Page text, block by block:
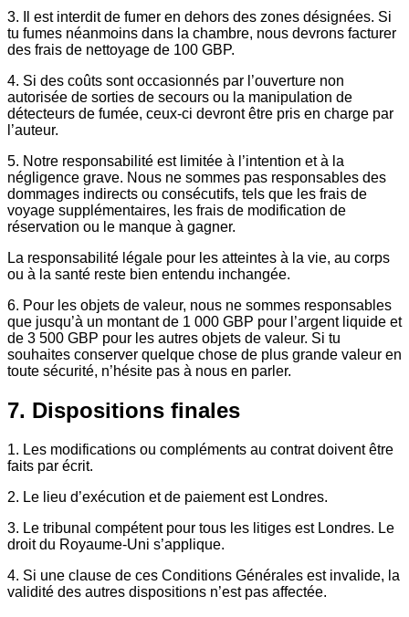
3. Il est interdit de fumer en dehors des zones désignées. Si
tu fumes néanmoins dans la chambre, nous devrons facturer
des frais de nettoyage de 100 GBP.
4. Si des coûts sont occasionnés par l’ouverture non
autorisée de sorties de secours ou la manipulation de
détecteurs de fumée, ceux-ci devront être pris en charge par
l’auteur.
5. Notre responsabilité est limitée à l’intention et à la
négligence grave. Nous ne sommes pas responsables des
dommages indirects ou consécutifs, tels que les frais de
voyage supplémentaires, les frais de modification de
réservation ou le manque à gagner.
La responsabilité légale pour les atteintes à la vie, au corps
ou à la santé reste bien entendu inchangée.
6. Pour les objets de valeur, nous ne sommes responsables
que jusqu’à un montant de 1 000 GBP pour l’argent liquide et
de 3 500 GBP pour les autres objets de valeur. Si tu
souhaites conserver quelque chose de plus grande valeur en
toute sécurité, n’hésite pas à nous en parler.
7. Dispositions finales
1. Les modifications ou compléments au contrat doivent être
faits par écrit.
2. Le lieu d’exécution et de paiement est Londres.
3. Le tribunal compétent pour tous les litiges est Londres. Le
droit du Royaume-Uni s’applique.
4. Si une clause de ces Conditions Générales est invalide, la
validité des autres dispositions n’est pas affectée.